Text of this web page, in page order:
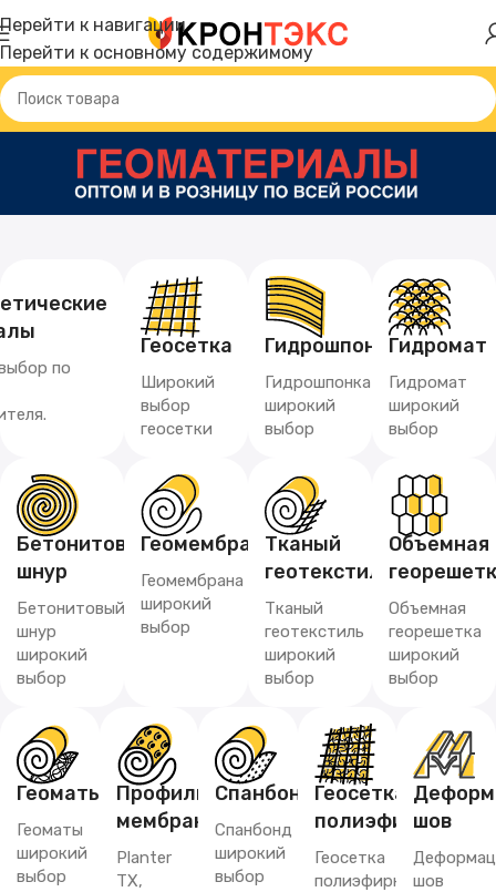
Перейти к навигации
Перейти к основному содержимому
по
Геосетка
Широкий
выбор
геосетки
Гидрошпонка
Гидрошпонка
широкий
выбор
Гидромат
Гидромат
широкий
выбор
Бетонитовый
шнур
Бетонитовый
шнур
широкий
выбор
Геомембрана
Геомембрана
широкий
выбор
Тканый
геотекстиль
Тканый
геотекстиль
широкий
выбор
Объемная
Объемная
георешетка
широкий
выбор
Геоматы
Геоматы
широкий
выбор
Профилированная
мембрана
Planter
TX,
Спанбонд
Спанбонд
широкий
выбор
Геосетка
полиэфирная
Геосетка
полиэфирная
шов
шов